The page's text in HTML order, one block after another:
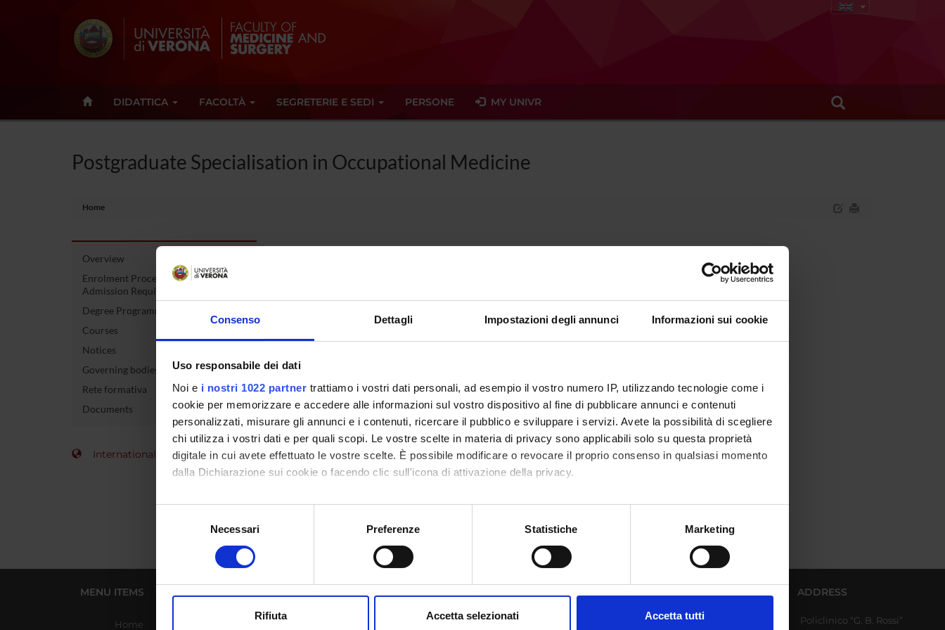
Consenso Dettagli Impostazioni degli annunci Informazioni sui cookie
Uso responsabile dei dati
Noi e i nostri 1022 partner trattiamo i vostri dati personali, ad esempio il vostro numero IP, utilizzando tecnologie come i
cookie per memorizzare e accedere alle informazioni sul vostro dispositivo al fine di pubblicare annunci e contenuti
personalizzati, misurare gli annunci e i contenuti, ricercare il pubblico e sviluppare i servizi. Avete la possibilità di scegliere
chi utilizza i vostri dati e per quali scopi. Le vostre scelte in materia di privacy sono applicabili solo su questa proprietà
digitale in cui avete effettuato le vostre scelte. È possibile modificare o revocare il proprio consenso in qualsiasi momento
dalla Dichiarazione sui cookie o facendo clic sull'icona di attivazione della privacy.
Con il tuo consenso, vorremmo anche:
raccogliere informazioni sulla tua posizione geografica, con un'approssimazione di qualche metro,
digitali).
modificare o ritirare il tuo consenso in qualsiasi momento dalla Dichiarazione sui cookie.
Necessari Preferenze Statistiche Marketing
Rifiuta Accetta selezionati Accetta tutti
DIDATTICA FACOLTÀ SEGRETERIE E SEDI PERSONE MY UNIVR
Postgraduate Specialisation in Occupational Medicine
Home
Overview
Enrolment Procedures and
Admission Requirements
Degree Programme
Courses
Notices
Governing bodies
Rete formativa
Documents
International Students
Postgraduate Specialisation in Occupational Medicine
Occupational Medicine 3
Course code 4S001870
Credits
Academic sector -
MENU ITEMS
Home
ADDRESS
Policlinico “G. B. Rossi”